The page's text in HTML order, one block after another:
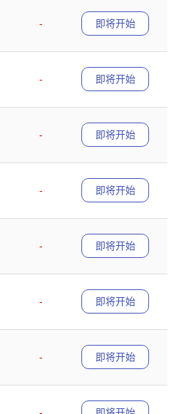
-
即将开始
-
即将开始
-
即将开始
-
即将开始
-
即将开始
-
即将开始
-
即将开始